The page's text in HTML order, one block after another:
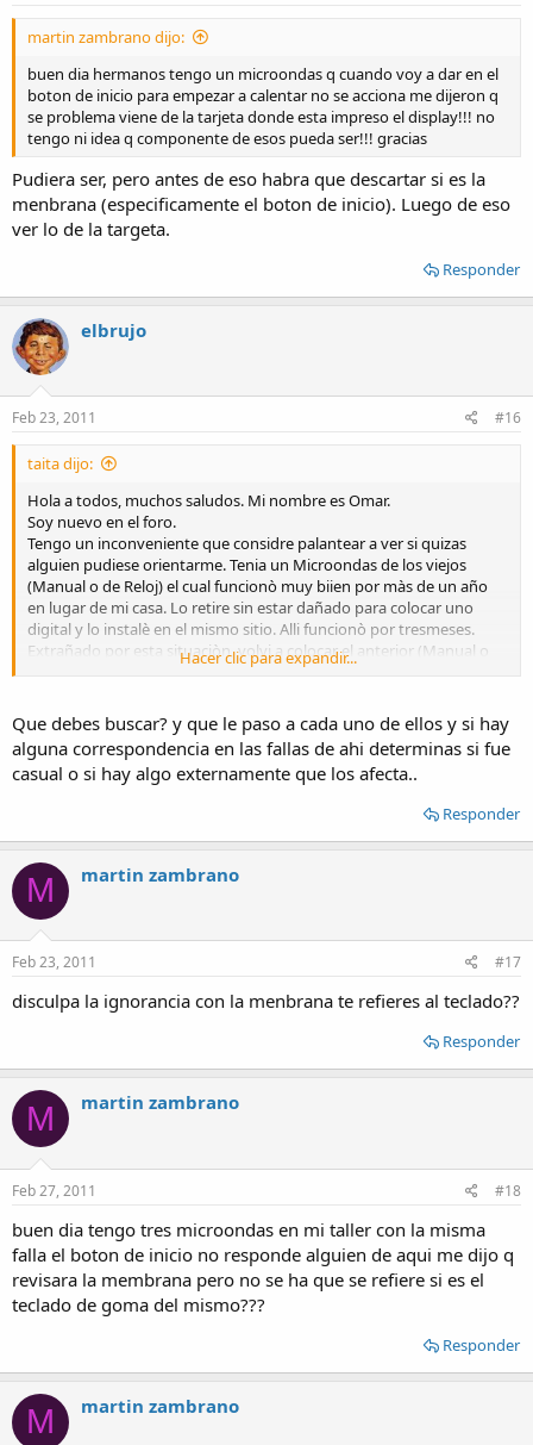
martin zambrano dijo:
buen dia hermanos tengo un microondas q cuando voy a dar en el
boton de inicio para empezar a calentar no se acciona me dijeron q
se problema viene de la tarjeta donde esta impreso el display!!! no
tengo ni idea q componente de esos pueda ser!!! gracias
Pudiera ser, pero antes de eso habra que descartar si es la
menbrana (especificamente el boton de inicio). Luego de eso
ver lo de la targeta.
Responder
elbrujo
Feb 23, 2011 #16
taita dijo:
Hola a todos, muchos saludos. Mi nombre es Omar.
Soy nuevo en el foro.
Tengo un inconveniente que considre palantear a ver si quizas
alguien pudiese orientarme. Tenia un Microondas de los viejos
(Manual o de Reloj) el cual funcionò muy biien por màs de un año
en lugar de mi casa. Lo retire sin estar dañado para colocar uno
digital y lo instalè en el mismo sitio. Alli funcionò por tresmeses.
Extrañado por esta situaciòn, volvi a colocar el anterior (Manual o
de Reloj) que estaba en buen estado y el mismo solo funcionò por
del los artefactos por unos meses dando tiempo hasta conseguir un
tècnico de confianza que los revisara. En este interim me han
obsequiado uno nuevo (mas moderno) y para mi sopresa lo he
puesto en lugar acostumbrado donde estaban los anteriores y solo
Estoy extrañado por estas coincidencias
Pasara algo en la conexion de mi casa que esta dañando los Micros?
Tengo nevera, televisor y una computadora y todo esta
funcionando sin novedad.
He probado el voltaje y el mismo tiene ciento veinte voltios y no
parece tener caidas o picos de voltajes.
Puede la frecuencia que envia la Compañia del servicio electrico
estar fallando y en consecuencia afectar estos equipos.
Que debo buscar?
Hacer clic para expandir...
Que debes buscar? y que le paso a cada uno de ellos y si hay
alguna correspondencia en las fallas de ahi determinas si fue
casual o si hay algo externamente que los afecta..
Responder
M martin zambrano
Feb 23, 2011 #17
disculpa la ignorancia con la menbrana te refieres al teclado??
Responder
M martin zambrano
Feb 27, 2011 #18
buen dia tengo tres microondas en mi taller con la misma
falla el boton de inicio no responde alguien de aqui me dijo q
revisara la membrana pero no se ha que se refiere si es el
teclado de goma del mismo???
Responder
M martin zambrano